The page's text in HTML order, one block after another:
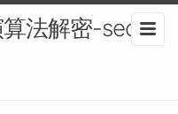
法解密-seo公